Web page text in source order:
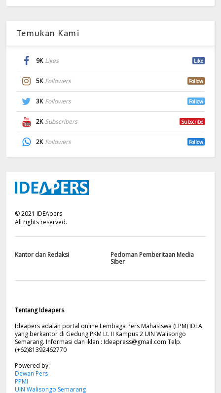
Temukan Kami
9K Likes Like
5K Followers Follow
3K Followers Follow
2K Subscribers Subscribe
2K Followers Follow
©2021 IDEApers
All rights reserved.
Kantor dan Redaksi
Pedoman Pemberitaan Media
Siber
Tentang Ideapers
Ideapers adalah portal online Lembaga Pers Mahasiswa (LPM) IDEA
yang berkantor di Gedung PKM Lt. II Kampus 2 UIN Walisongo
Semarang. Informasi dan iklan :Ideapress@gmail.com Telp.
(+62)81392462770
Powered by:
Dewan Pers
PPMI
UIN Walisongo Semarang